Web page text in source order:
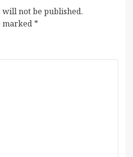
will not be published.
marked *